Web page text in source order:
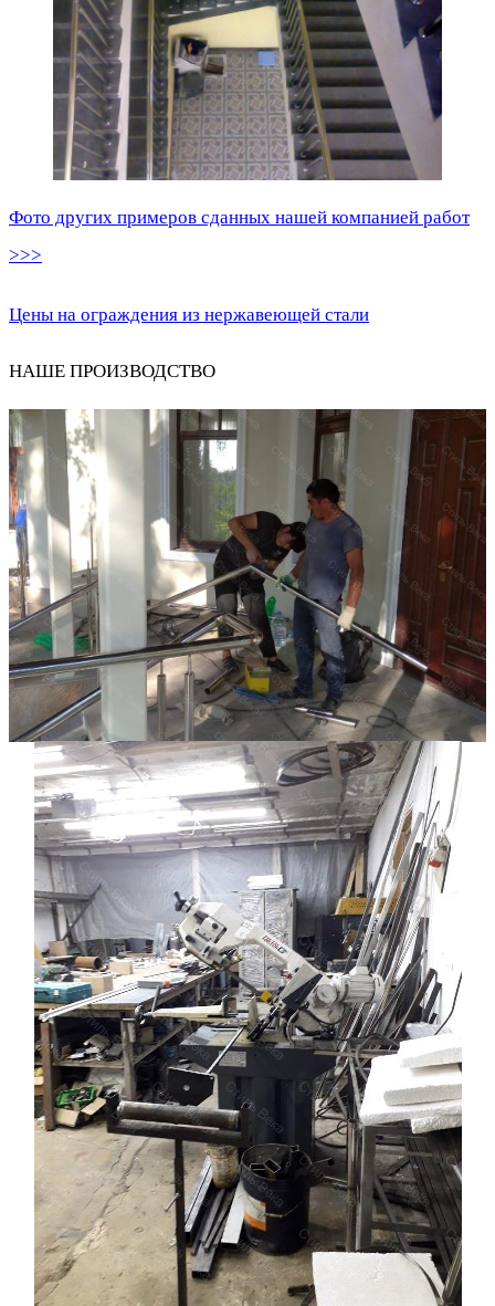
Фото других примеров сданных нашей компанией работ
>>>
Цены на ограждения из нержавеющей стали
НАШЕ ПРОИЗВОДСТВО